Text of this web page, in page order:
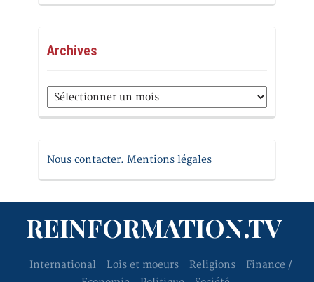
Archives
Archives
Nous contacter. Mentions légales
REINFORMATION.TV
International Lois et moeurs Religions
Finance /